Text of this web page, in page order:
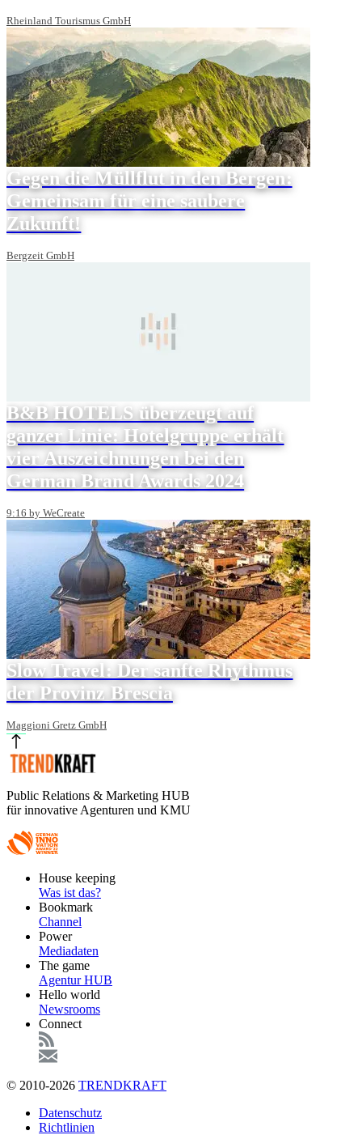
Rheinland Tourismus GmbH
Gegen die Müllflut in den Bergen:
Gemeinsam für eine saubere
Zukunft!
Bergzeit GmbH
B&B HOTELS überzeugt auf
ganzer Linie: Hotelgruppe erhält
vier Auszeichnungen bei den
German Brand Awards 2024
9:16 by WeCreate
Slow Travel: Der sanfte Rhythmus
der Provinz Brescia
Maggioni Gretz GmbH
Public Relations & Marketing HUB
für innovative Agenturen und KMU
FooterHouse keeping
Was ist das?
Bookmark
Channel
Power
Mediadaten
The game
Agentur HUB
Hello world
Newsrooms
Connect
© 2010-2026 TRENDKRAFT
FußzeileDatenschutz
Richtlinien